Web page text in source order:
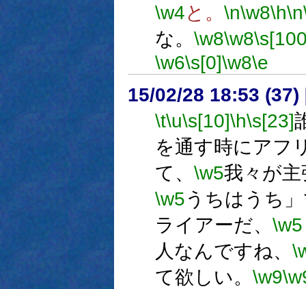
\w4と。 \n\w8\h\n
な。 \w8\w8
\w6\s[0]\w8\e
15/02/28 18:53 (37)
\t\u\s[10]\h\s[23]
を通す時にアフ
て、 \w5我々が
\w5うちはうち
ライアーだ、 \w5
人なんですね、
て欲しい。 \w9